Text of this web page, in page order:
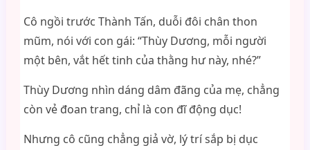
Cô ngồi trước Thành Tấn, duỗi đôi chân thon
mũm, nói với con gái: “Thùy Dương, mỗi người
một bên, vắt hết tinh của thằng hư này, nhé?”
Thùy Dương nhìn dáng dâm đãng của mẹ, chẳng
còn vẻ đoan trang, chỉ là con đĩ động dục!
Nhưng cô cũng chẳng giả vờ, lý trí sắp bị dục